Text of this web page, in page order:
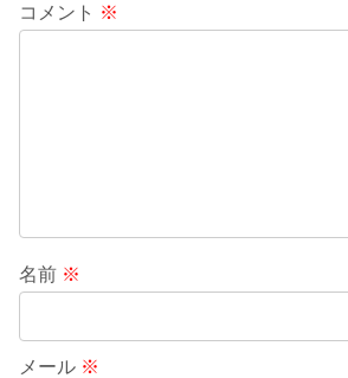
コメント ※
名前 ※
メール ※